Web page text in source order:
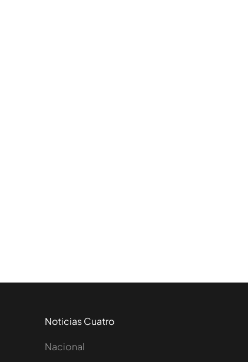
Noticias Cuatro
Nacional